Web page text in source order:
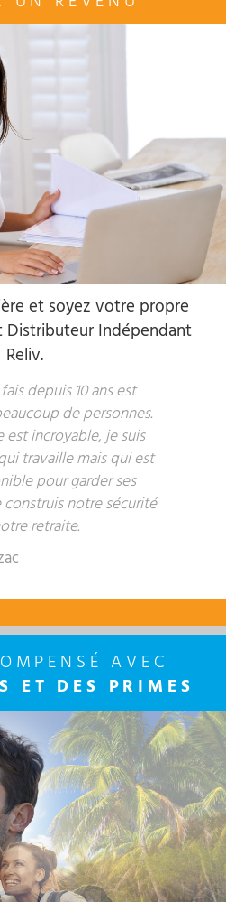
et soyez votre propre
Indépendant
Reliv.
depuis 10 ans est
de personnes.
incroyable, je suis
travaille mais qui est
pour garder ses
notre sécurité
retraite.
AVEC
ET DES PRIMES